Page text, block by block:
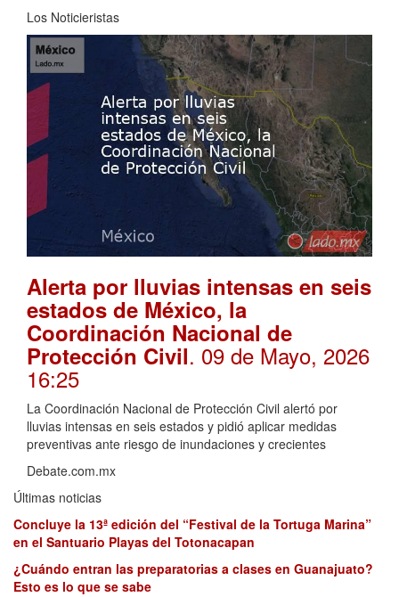
Los Noticieristas
Alerta por lluvias intensas en seis
estados de México, la
Coordinación Nacional de
Protección Civil. 09 de Mayo, 2026
16:25
La Coordinación Nacional de Protección Civil alertó por
lluvias intensas en seis estados y pidió aplicar medidas
preventivas ante riesgo de inundaciones y crecientes
Debate.com.mx
Últimas noticias
Concluye la 13ª edición del “Festival de la Tortuga Marina”
en el Santuario Playas del Totonacapan
¿Cuándo entran las preparatorias a clases en Guanajuato?
Esto es lo que se sabe